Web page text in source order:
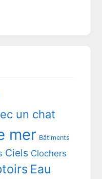
un chat
mer Bâtiments
Ciels Clochers
Eau